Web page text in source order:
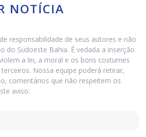
NOTÍCIA
responsabilidade de seus autores e não
do Sudoeste Bahia. É vedada a inserção
a lei, a moral e os bons costumes
Nossa equipe poderá retirar,
comentários que não respeitem os
aviso.